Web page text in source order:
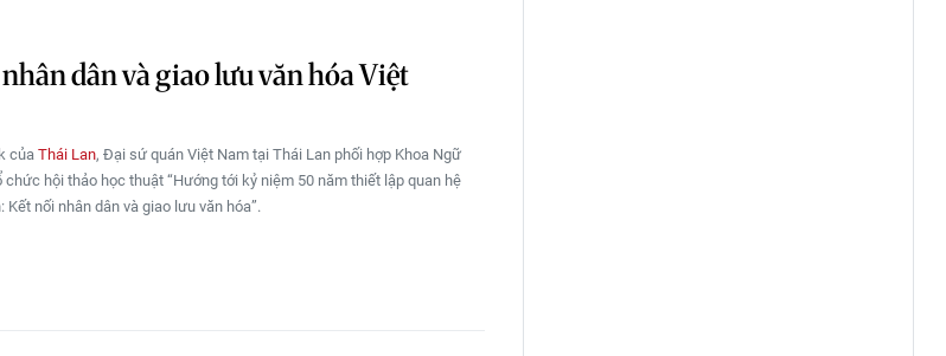
dân và giao lưu văn hóa Việt
củaThái Lan, Đại sứ quán Việt Nam tại Thái Lan phối hợp Khoa Ngữ
hội thảo học thuật “Hướng tới kỷ niệm 50 năm thiết lập quan hệ
nối nhân dân và giao lưu văn hóa”.